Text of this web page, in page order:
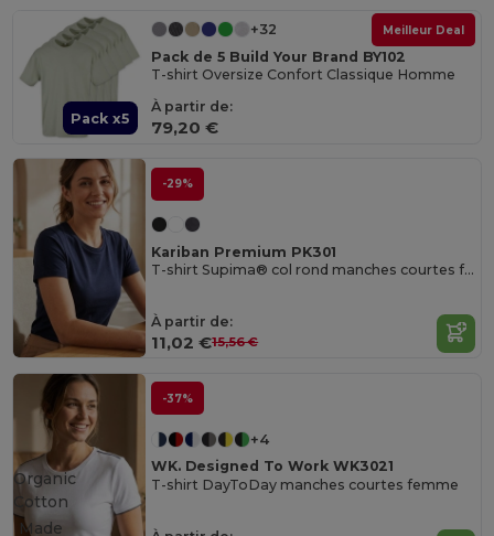
Pack x5
Meilleur Deal
+32
Pack de 5 Build Your Brand BY102
T-shirt Oversize Confort Classique Homme
À partir de:
79,20 €
-29%
Kariban Premium PK301
T-shirt Supima® col rond manches courtes femme
À partir de:
11,02 €15,56 €
-37%
+4
WK. Designed To Work WK3021
T-shirt DayToDay manches courtes femme
Organic
Cotton
Made